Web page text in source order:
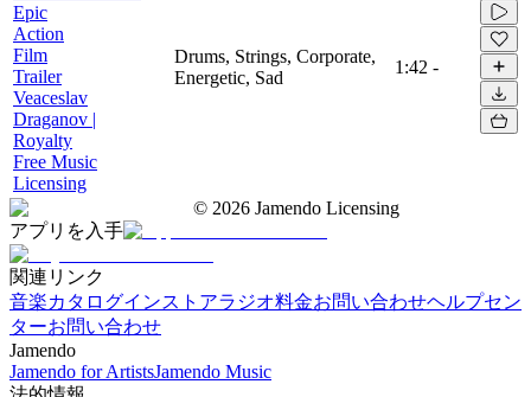
Epic
Action
Film
Trailer
Veaceslav
Draganov |
Royalty
Free Music
Licensing
Drums, Strings, Corporate,
Energetic, Sad
1:42 -
© 2026 Jamendo Licensing
アプリを入手
関連リンク
音楽カタログインストアラジオ料金お問い合わせヘルプセン
ターお問い合わせ
Jamendo
Jamendo for ArtistsJamendo Music